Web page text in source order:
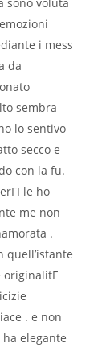
sono voluta
i mess
da
sembra
lo sentivo
secco e
con la fu.
le ho
me non
.
quell’istante
originalitГ
. e non
elegante